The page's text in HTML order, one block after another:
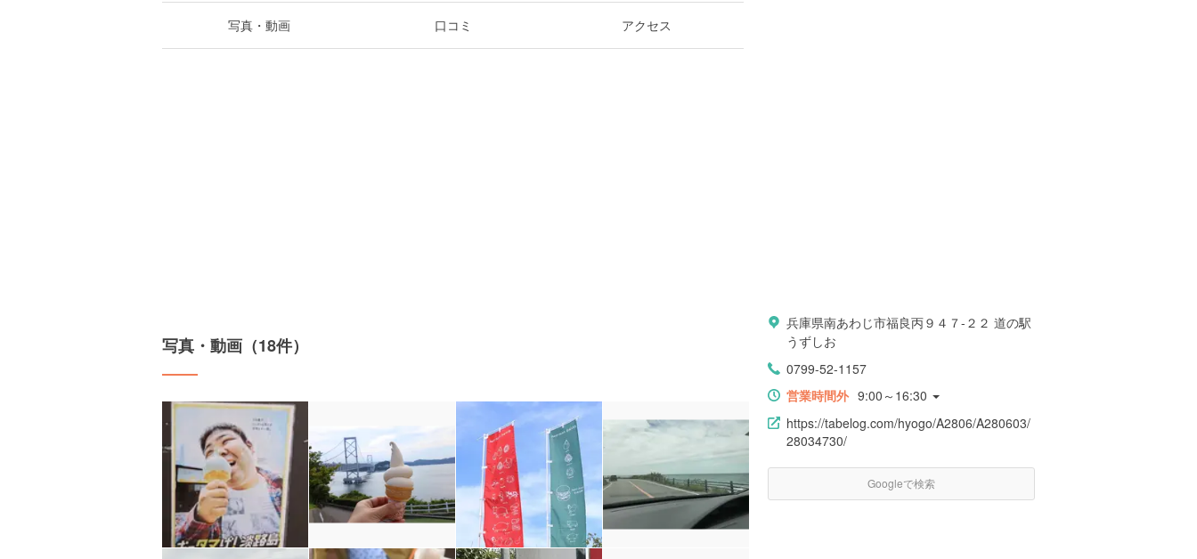
写真・動画 口コミ アクセス
写真・動画（18件）
兵庫県南あわじ市福良丙９４７-２２ 道の駅
うずしお
0799-52-1157
営業時間外 9:00～16:30
https://tabelog.com/hyogo/A2806/A280603/
28034730/
Googleで検索